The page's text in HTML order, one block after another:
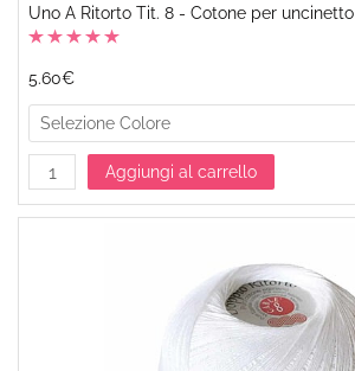
Uno A Ritorto Tit. 8 - Cotone per uncinetto
5.60€
Aggiungi al carrello